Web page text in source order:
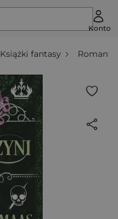
Konto
Książki fantasy